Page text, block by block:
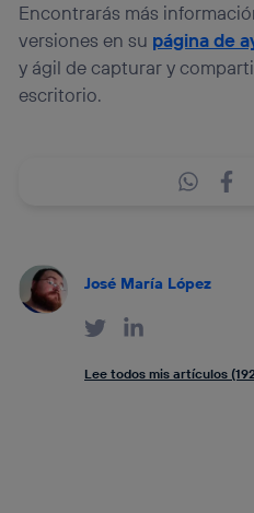
Encontrarás más
versiones en su página de
y ágil de capturar y
escritorio.
José María López
Lee todos mis artículos